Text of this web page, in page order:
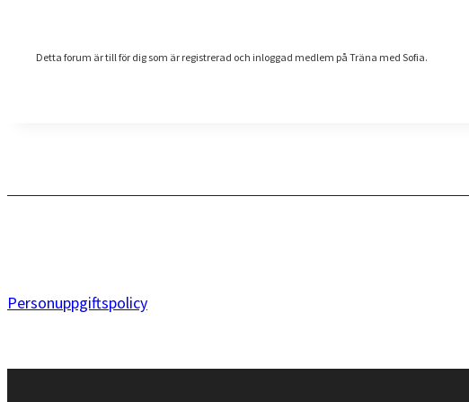
Detta forum är till för dig som är registrerad och inloggad medlem på Träna med Sofia.
Personuppgiftspolicy